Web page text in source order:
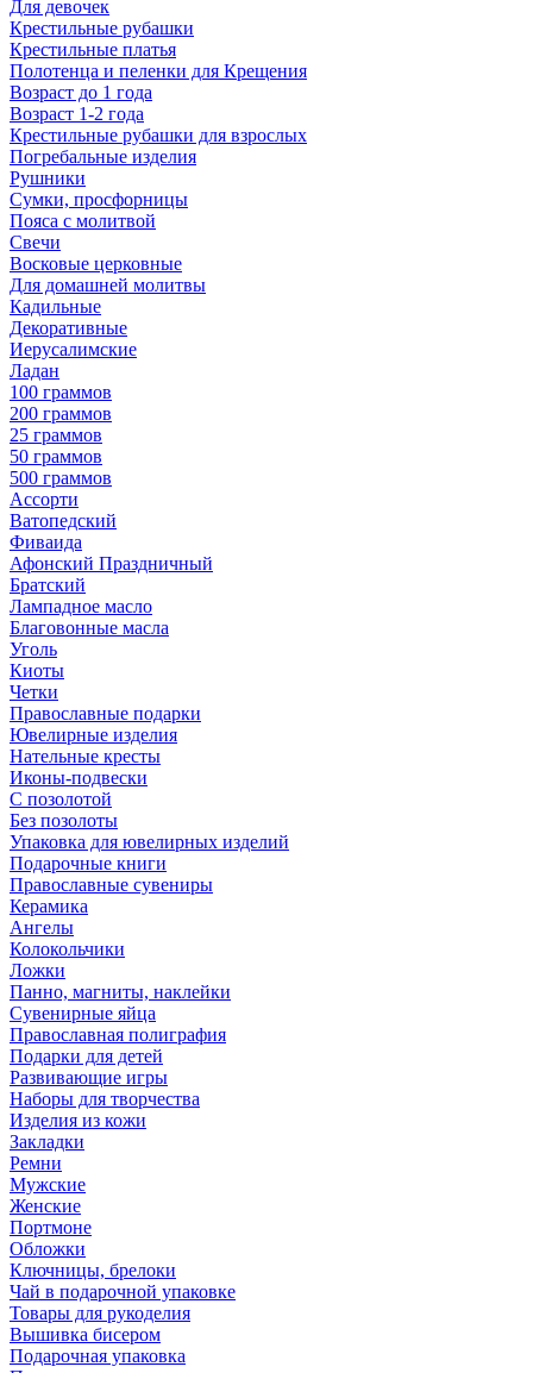
Для девочек
Крестильные рубашки
Крестильные платья
Полотенца и пеленки для Крещения
Возраст до 1 года
Возраст 1-2 года
Крестильные рубашки для взрослых
Погребальные изделия
Рушники
Сумки, просфорницы
Пояса с молитвой
Свечи
Восковые церковные
Для домашней молитвы
Кадильные
Декоративные
Иерусалимские
Ладан
100 граммов
200 граммов
25 граммов
50 граммов
500 граммов
Ассорти
Ватопедский
Фиваида
Афонский Праздничный
Братский
Лампадное масло
Благовонные масла
Уголь
Киоты
Четки
Православные подарки
Ювелирные изделия
Нательные кресты
Иконы-подвески
С позолотой
Без позолоты
Упаковка для ювелирных изделий
Подарочные книги
Православные сувениры
Керамика
Ангелы
Колокольчики
Ложки
Панно, магниты, наклейки
Сувенирные яйца
Православная полиграфия
Подарки для детей
Развивающие игры
Наборы для творчества
Изделия из кожи
Закладки
Ремни
Мужские
Женские
Портмоне
Обложки
Ключницы, брелоки
Чай в подарочной упаковке
Товары для рукоделия
Вышивка бисером
Подарочная упаковка